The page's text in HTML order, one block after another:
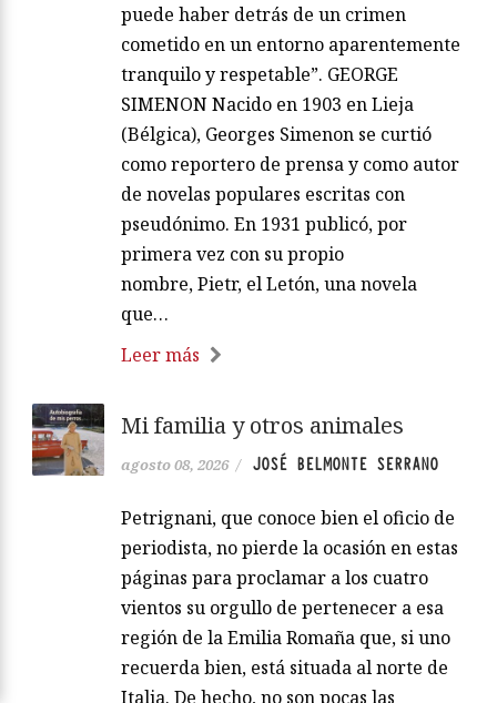
puede haber detrás de un crimen
cometido en un entorno aparentemente
tranquilo y respetable”. GEORGE
SIMENON Nacido en 1903 en Lieja
(Bélgica), Georges Simenon se curtió
como reportero de prensa y como autor
de novelas populares escritas con
pseudónimo. En 1931 publicó, por
primera vez con su propio
nombre, Pietr, el Letón, una novela
que…
Leer más
Mi familia y otros animales
agosto 08, 2026 / JOSÉ BELMONTE SERRANO
Petrignani, que conoce bien el oficio de
periodista, no pierde la ocasión en estas
páginas para proclamar a los cuatro
vientos su orgullo de pertenecer a esa
región de la Emilia Romaña que, si uno
recuerda bien, está situada al norte de
Italia. De hecho, no son pocas las